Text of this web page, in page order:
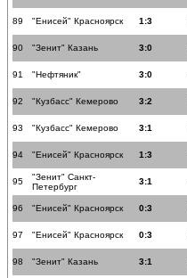
89 "Енисей" Красноярск 1:3
90 "Зенит" Казань 3:0
91 "Нефтяник" 3:0
92 "Кузбасс" Кемерово 3:2
93 "Кузбасс" Кемерово 3:1
94 "Енисей" Красноярск 1:3
95
"Зенит" Санкт-
Петербург
3:1
96 "Енисей" Красноярск 0:3
97 "Енисей" Красноярск 0:3
98 "Зенит" Казань 3:1